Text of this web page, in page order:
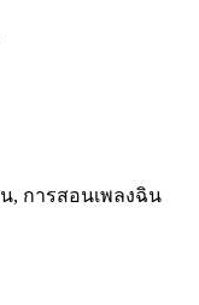
, การสอนเพลงฉิน